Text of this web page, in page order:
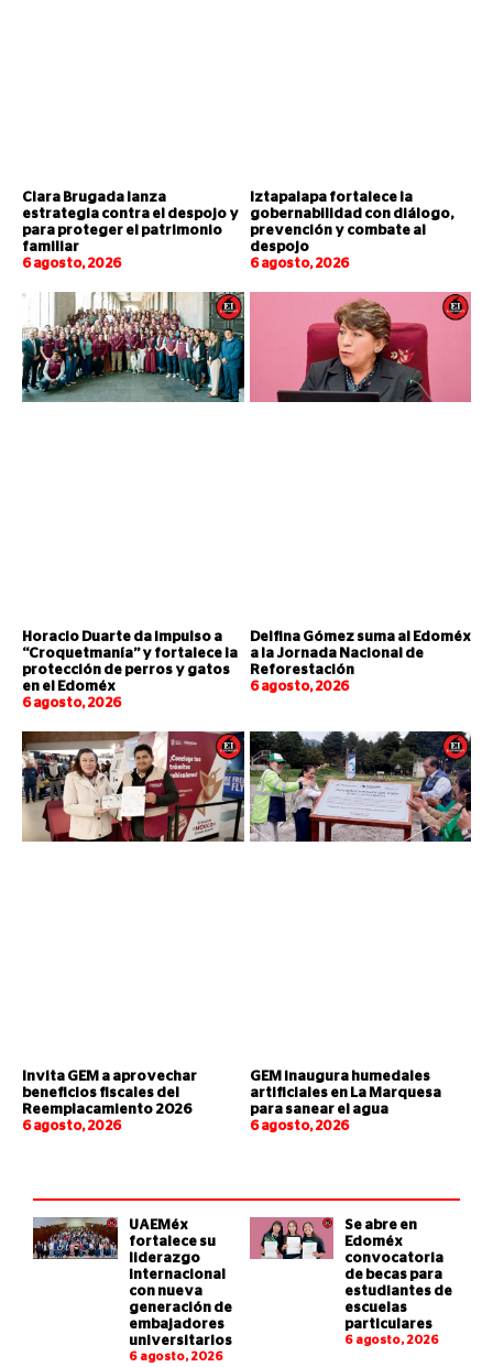
Clara Brugada lanza
estrategia contra el despojo y
para proteger el patrimonio
familiar
6 agosto, 2026
Iztapalapa fortalece la
gobernabilidad con diálogo,
prevención y combate al
despojo
6 agosto, 2026
Horacio Duarte da impulso a
“Croquetmanía” y fortalece la
protección de perros y gatos
en el Edoméx
6 agosto, 2026
Delfina Gómez suma al Edoméx
a la Jornada Nacional de
Reforestación
6 agosto, 2026
Invita GEM a aprovechar
beneficios fiscales del
Reemplacamiento 2026
6 agosto, 2026
GEM inaugura humedales
artificiales en La Marquesa
para sanear el agua
6 agosto, 2026
UAEMéx
fortalece su
liderazgo
internacional
con nueva
generación de
embajadores
universitarios
6 agosto, 2026
Se abre en
Edoméx
convocatoria
de becas para
estudiantes de
escuelas
particulares
6 agosto, 2026